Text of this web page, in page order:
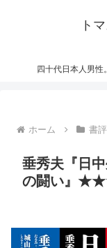
ト
四十代日本人男性
ホーム 書
垂秀夫『日
の闘い』